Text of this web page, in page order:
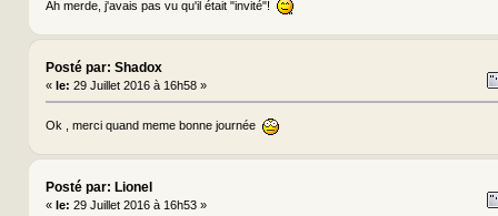
Ah merde, j'avais pas vu qu'il était "invité"!
Posté par: Shadox
« le: 29 Juillet 2016 à 16h58 »
Ok , merci quand meme bonne journée
Posté par: Lionel
« le: 29 Juillet 2016 à 16h53 »